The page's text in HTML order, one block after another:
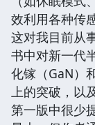
效利用各种传
这对我目前从
书中对新一代
化镓（GaN）
上的突破，以
第一版中很少